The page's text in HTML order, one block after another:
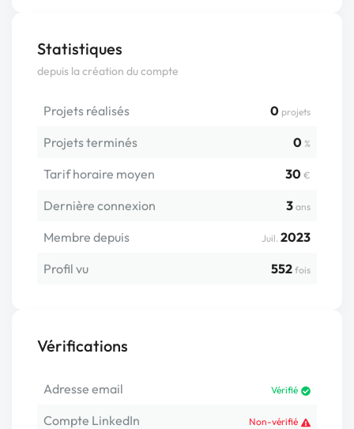
Statistiques
depuis la création du compte
Projets réalisés 0 projets
Projets terminés 0 %
Tarif horaire moyen 30 €
Dernière connexion 3 ans
Membre depuis Juil. 2023
Profil vu
552 fois
Vérifications
Adresse email Vérifié
Compte LinkedIn Non-vérifié